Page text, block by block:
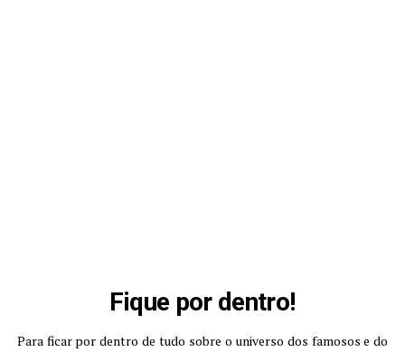
Fique por dentro!
Para ficar por dentro de tudo sobre o universo dos famosos e do